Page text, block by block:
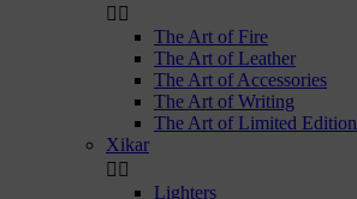
 
The Art of Fire
The Art of Leather
The Art of Accessories
The Art of Writing
The Art of Limited Edition
Xikar
 
Lighters